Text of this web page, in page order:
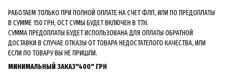
РАБОТАЕМ ТОЛЬКО ПРИ ПОЛНОЙ ОПЛАТЕ НА СЧЕТ ФЛП, ИЛИ ПО ПРЕДОПЛАТЫ
В СУММЕ 150 ГРН, ОСТ СУМЫ БУДЕТ ВКЛЮЧЕН В ТТН.
СУММА ПРЕДОПЛАТЫ БУДЕТ ИСПОЛЬЗОВАНА ДЛЯ ОПЛАТЫ ОБРАТНОЙ
ДОСТАВКИ В СЛУЧАЕ ОТКАЗЫ ОТ ТОВАРА НЕДОСТАТЕЛОГО КАЧЕСТВА, ИЛИ
ЕСЛИ ПО ТОВАРУ ВЫ НЕ ПРИШЛИ.
МИНИМАЛЬНЫЙ ЗАКАЗ"400" ГРН